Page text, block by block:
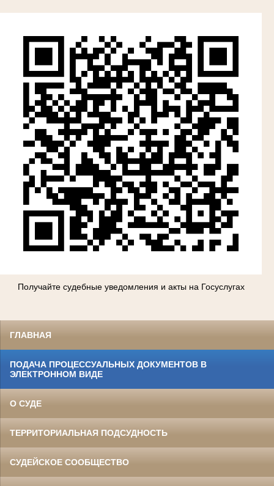
Получайте судебные уведомления и акты на Госуслугах
ГЛАВНАЯ
ПОДАЧА ПРОЦЕССУАЛЬНЫХ ДОКУМЕНТОВ В
ЭЛЕКТРОННОМ ВИДЕ
О СУДЕ
ТЕРРИТОРИАЛЬНАЯ ПОДСУДНОСТЬ
СУДЕЙСКОЕ СООБЩЕСТВО